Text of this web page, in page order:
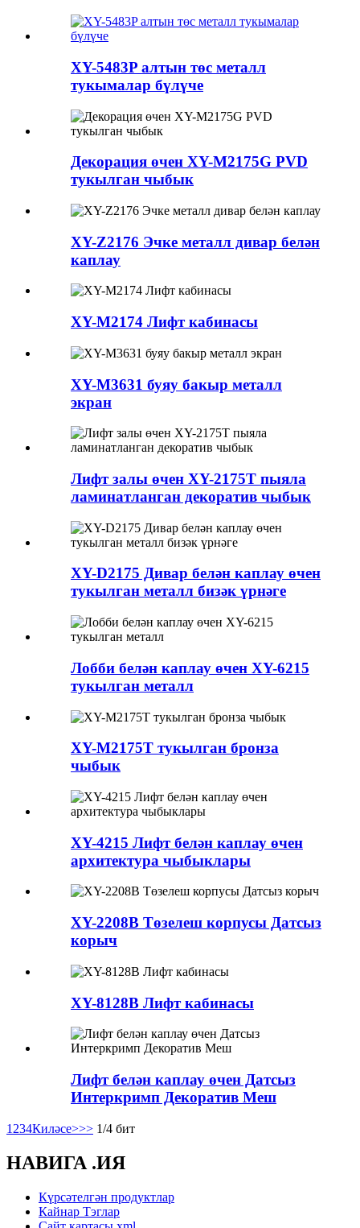
XY-5483P алтын төс металл
тукымалар бүлүче
Декорация өчен XY-M2175G PVD
тукылган чыбык
XY-Z2176 Эчке металл дивар белән
каплау
XY-M2174 Лифт кабинасы
XY-M3631 буяу бакыр металл
экран
Лифт залы өчен XY-2175T пыяла
ламинатланган декоратив чыбык
XY-D2175 Дивар белән каплау өчен
тукылган металл бизәк үрнәге
Лобби белән каплау өчен XY-6215
тукылган металл
XY-M2175T тукылган бронза
чыбык
XY-4215 Лифт белән каплау өчен
архитектура чыбыклары
XY-2208B Төзелеш корпусы Датсыз
корыч
XY-8128B Лифт кабинасы
Лифт белән каплау өчен Датсыз
Интеркримп Декоратив Меш
1 234Киләсе>>> 1/4 бит
НАВИГА .ИЯ
Күрсәтелгән продуктлар
Кайнар Тэглар